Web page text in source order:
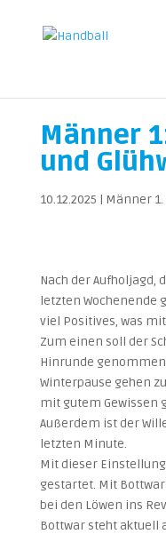
Männer
und
10.12.2025 | Männer
Nach der Aufholjagd,
letzten Wochenende
viel Positives, was
Zum einen soll der
Hinrunde
Winterpause gehen
mit gutem Gewissen
Außerdem ist der
letzten Minute.
Mit dieser
gestartet. Mit
bei den Löwen ins
Bottwar steht aktuell